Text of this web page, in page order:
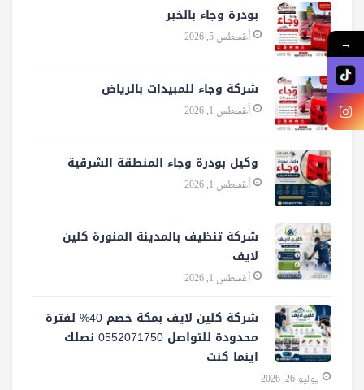
بودرة وجاء بالخبر
أغسطس 5, 2026
شركة وجاء للمبيدات بالرياض
أغسطس 1, 2026
وكيل بودرة وجاء المنطقة الشرقية
أغسطس 1, 2026
شركة تنظيف بالمدينة المنورة كلين
لايف
أغسطس 1, 2026
شركة كلين لايف بمكة خصم 40% لفترة
محدودة للتواصل 0552071750 نصلك
اينما كنت
يوليو 26, 2026
→